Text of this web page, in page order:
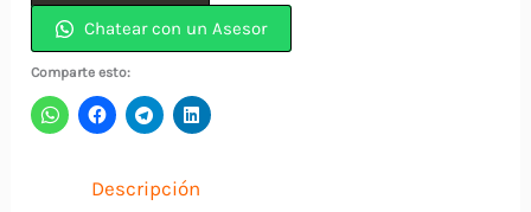
5
Piezas
Banda
Chatear con un Asesor
Comparte esto:
Descripción